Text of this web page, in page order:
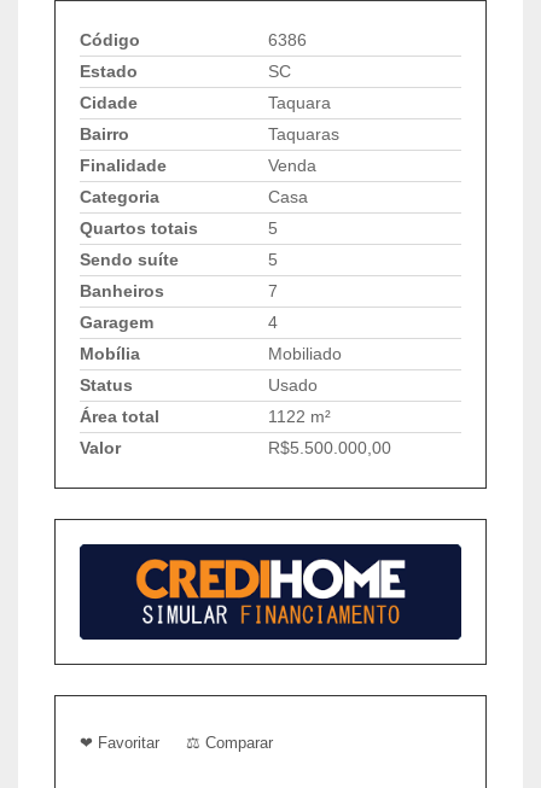
Código
6386
Estado
SC
Cidade
Taquara
Bairro
Taquaras
Finalidade
Venda
Categoria
Casa
Quartos totais
5
Sendo suíte
5
Banheiros
7
Garagem
4
Mobília
Mobiliado
Status
Usado
Área total
1122 m²
Valor
R$5.500.000,00
❤ Favoritar ⚖ Comparar